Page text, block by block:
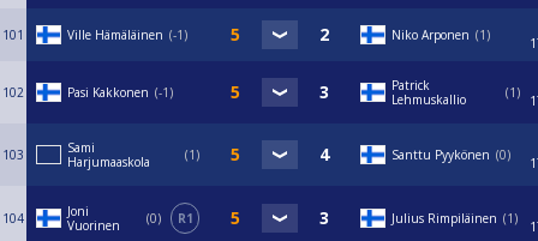
101 Ville Hämäläinen -1 Niko Arponen 1
102 Pasi Kakkonen -1
Patrick
Lehmuskallio
1
103
Sami
Harjumaaskola
1 Santtu Pyykönen 0
104
Joni
Vuorinen
0 R1 Julius Rimpiläinen 1